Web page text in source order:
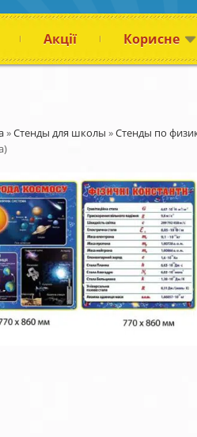
Акції Корисне
»Стенды для школы »Стенды по